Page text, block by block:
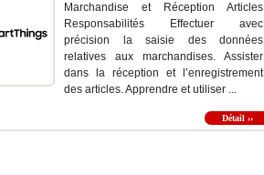
Marchandise et Réception Articles
Responsabilités Effectuer avec
précision la saisie des données
relatives aux marchandises. Assister
dans la réception et l’enregistrement
des articles. Apprendre et utiliser ...
Détail ››